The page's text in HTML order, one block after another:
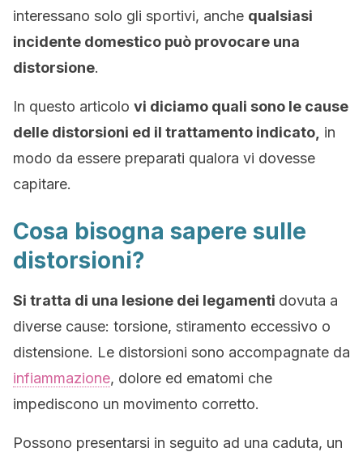
interessano solo gli sportivi, anche qualsiasi
incidente domestico può provocare una
distorsione.
In questo articolo vi diciamo quali sono le cause
delle distorsioni ed il trattamento indicato, in
modo da essere preparati qualora vi dovesse
capitare.
Cosa bisogna sapere sulle
distorsioni?
Si tratta di una lesione dei legamenti dovuta a
diverse cause: torsione, stiramento eccessivo o
distensione. Le distorsioni sono accompagnate da
infiammazione, dolore ed ematomi che
impediscono un movimento corretto.
Possono presentarsi in seguito ad una caduta, un